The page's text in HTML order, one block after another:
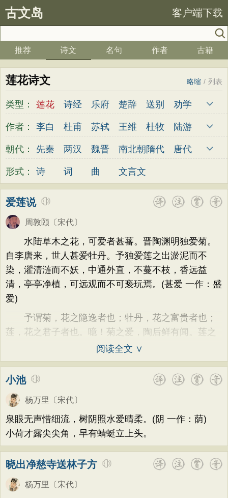
古文岛 客户端下载
推荐 诗文 名句 作者 古籍
莲花诗文 列表
/
略缩
类型： 莲花 诗经 乐府 楚辞 送别
劝学
边塞
儿童 春天 夏天 秋天
冬天
咏史
散文 闺怨 抒情
读书
梅花
叙事
饮酒
落花 桃花 写雨 青春
写山
劝学
论诗 游仙 节日
春节
元宵节
寒食节 清明节
端午节
托物言志
古文观止
宋词精选
初中古诗
小学文言文
初中文言文
高中文言文
唐诗三百首
宋词三百首
古诗十九首
作者： 李白 杜甫 苏轼 王维 杜牧
陆游
李煜
元稹 韩愈 岑参 齐己
贾岛
皎然
许浑 罗隐 贯休 韦庄
屈原
王勃
岳飞
姚合
卢纶
秦观
方干
李峤 赵嘏 贺铸 郑谷
郑燮
张说
张炎 白居易 辛弃疾
李清照
刘禹锡
李商隐 陶渊明
孟浩然
柳宗元
王安石 欧阳修
韦应物
诸葛亮
范仲淹 陆龟蒙
晏几道
杜荀鹤 吴文英
皮日休
左丘明 张九龄
权德舆
黄庭坚
卓文君
文天祥
刘辰翁
纳兰性德
朝代： 先秦 两汉 魏晋 南北朝 隋代
唐代
五代
宋代 金朝 元代
形式： 诗 词 曲 文言文
爱莲说
周敦颐 〔宋代〕
水陆草木之花，可爱者甚蕃。晋陶渊明独爱菊。
自李唐来，世人甚爱牡丹。予独爱莲之出淤泥而不
染，濯清涟而不妖，中通外直，不蔓不枝，香远益
清，亭亭净植，可远观而不可亵玩焉。(甚爱 一作：盛
爱)
予谓菊，花之隐逸者也；牡丹，花之富贵者也；
莲，花之君子者也。噫！菊之爱，陶后鲜有闻。莲之
阅读全文 ∨
小池
杨万里 〔宋代〕
泉眼无声惜细流，树阴照水爱晴柔。(阴 一作：荫)
小荷才露尖尖角，早有蜻蜓立上头。
晓出净慈寺送林子方
杨万里 〔宋代〕